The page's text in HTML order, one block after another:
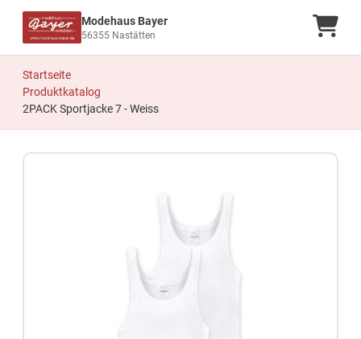
Modehaus Bayer
56355 Nastätten
Startseite
Produktkatalog
2PACK Sportjacke 7 - Weiss